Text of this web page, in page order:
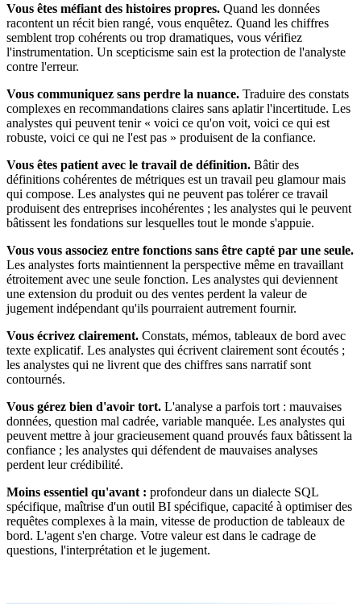
Vous êtes méfiant des histoires propres. Quand les données
racontent un récit bien rangé, vous enquêtez. Quand les chiffres
semblent trop cohérents ou trop dramatiques, vous vérifiez
l'instrumentation. Un scepticisme sain est la protection de l'analyste
contre l'erreur.
Vous communiquez sans perdre la nuance. Traduire des constats
complexes en recommandations claires sans aplatir l'incertitude. Les
analystes qui peuvent tenir « voici ce qu'on voit, voici ce qui est
robuste, voici ce qui ne l'est pas » produisent de la confiance.
Vous êtes patient avec le travail de définition. Bâtir des
définitions cohérentes de métriques est un travail peu glamour mais
qui compose. Les analystes qui ne peuvent pas tolérer ce travail
produisent des entreprises incohérentes ; les analystes qui le peuvent
bâtissent les fondations sur lesquelles tout le monde s'appuie.
Vous vous associez entre fonctions sans être capté par une seule.
Les analystes forts maintiennent la perspective même en travaillant
étroitement avec une seule fonction. Les analystes qui deviennent
une extension du produit ou des ventes perdent la valeur de
jugement indépendant qu'ils pourraient autrement fournir.
Vous écrivez clairement. Constats, mémos, tableaux de bord avec
texte explicatif. Les analystes qui écrivent clairement sont écoutés ;
les analystes qui ne livrent que des chiffres sans narratif sont
contournés.
Vous gérez bien d'avoir tort. L'analyse a parfois tort : mauvaises
données, question mal cadrée, variable manquée. Les analystes qui
peuvent mettre à jour gracieusement quand prouvés faux bâtissent la
confiance ; les analystes qui défendent de mauvaises analyses
perdent leur crédibilité.
Moins essentiel qu'avant : profondeur dans un dialecte SQL
spécifique, maîtrise d'un outil BI spécifique, capacité à optimiser des
requêtes complexes à la main, vitesse de production de tableaux de
bord. L'agent s'en charge. Votre valeur est dans le cadrage de
questions, l'interprétation et le jugement.